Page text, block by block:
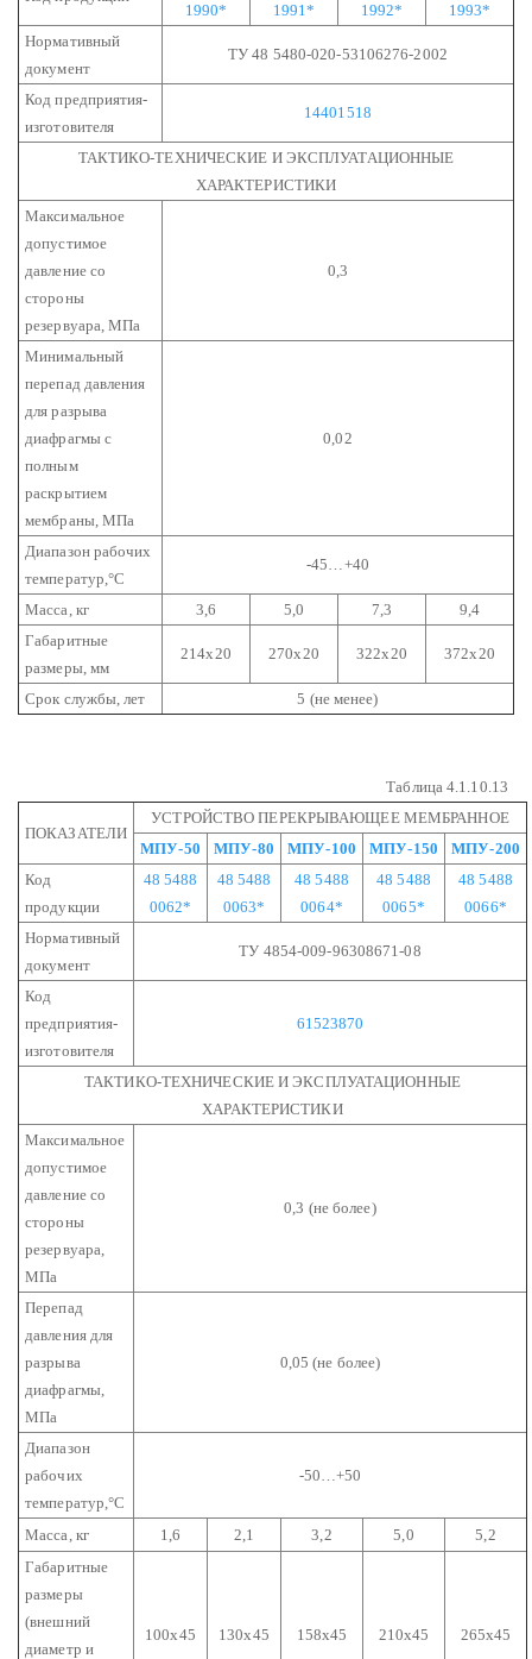
1990*
1991* 1992*
1993*
Нормативный
документ
ТУ 48 5480-020-53106276-2002
Код предприятия-
изготовителя
14401518
ТАКТИКО-ТЕХНИЧЕСКИЕ И ЭКСПЛУАТАЦИОННЫЕ
ХАРАКТЕРИСТИКИ
Максимальное
допустимое
давление со
стороны
резервуара, МПа
0,3
Минимальный
перепад давления
для разрыва
диафрагмы с
полным
раскрытием
мембраны, МПа
0,02
Диапазон рабочих
температур,°С
-45…+40
Масса, кг 3,6 5,0 7,3
9,4
Габаритные
размеры, мм
214х20 270х20 322х20 372х20
Срок службы, лет 5 (не менее)
Таблица 4.1.10.13
ПОКАЗАТЕЛИ
УСТРОЙСТВО ПЕРЕКРЫВАЮЩЕЕ МЕМБРАННОЕ
МПУ-50
МПУ-80 МПУ-100 МПУ-150
МПУ-200
Код
продукции
48 5488
0062*
48 5488
0063*
48 5488
0064*
48 5488
0065*
48 5488
0066*
Нормативный
документ
ТУ 4854-009-96308671-08
Код
предприятия-
изготовителя
61523870
ТАКТИКО-ТЕХНИЧЕСКИЕ И ЭКСПЛУАТАЦИОННЫЕ
ХАРАКТЕРИСТИКИ
Максимальное
допустимое
давление со
стороны
резервуара,
МПа
0,3 (не более)
Перепад
давления для
разрыва
диафрагмы,
МПа
0,05 (не более)
Диапазон
рабочих
температур,°С
-50…+50
Масса, кг 1,6 2,1 3,2 5,0
5,2
Габаритные
размеры
(внешний
диаметр и
100х45 130х45 158х45 210х45 265х45